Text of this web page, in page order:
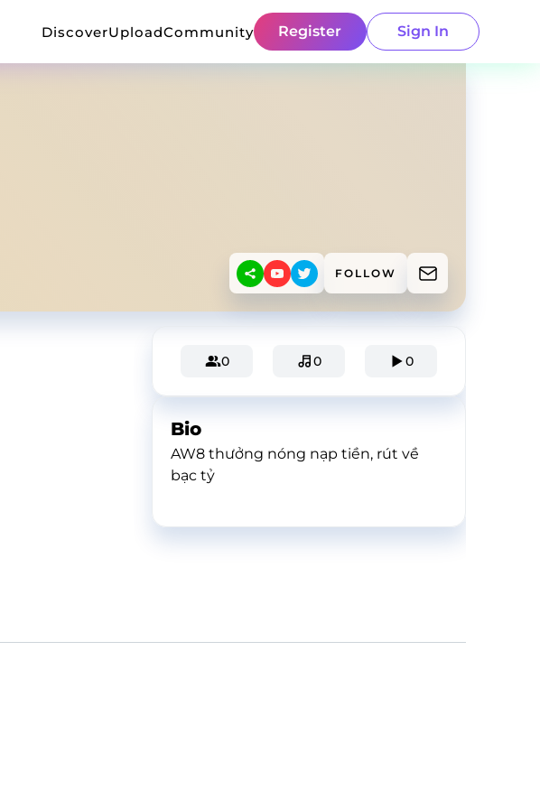
DiscoverUploadCommunity Register Sign In
FOLLOW
0 0 0
Bio
AW8 thưởng nóng nạp tiền, rút về
bạc tỷ